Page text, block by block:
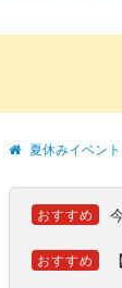
夏休みイベン
おすすめ
おすすめ